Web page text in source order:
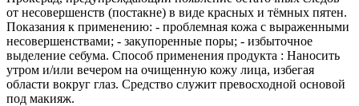
от несовершенств (постакне) в виде красных и тёмных пятен.
Показания к применению: - проблемная кожа с выраженными
несовершенствами; - закупоренные поры; - избыточное
выделение себума. Способ применения продукта : Наносить
утром и/или вечером на очищенную кожу лица, избегая
области вокруг глаз. Средство служит превосходной основой
под макияж.